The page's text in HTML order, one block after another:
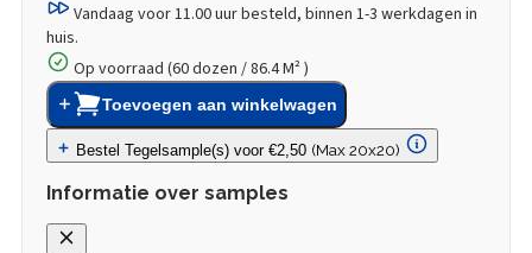
Vandaag voor 11.00 uur besteld, binnen 1-3 werkdagen in
huis.
Op voorraad (60 dozen / 86.4 M² )
Toevoegen aan winkelwagen
Bestel Tegelsample(s) voor €2,50 (Max 20x20)
Informatie over samples